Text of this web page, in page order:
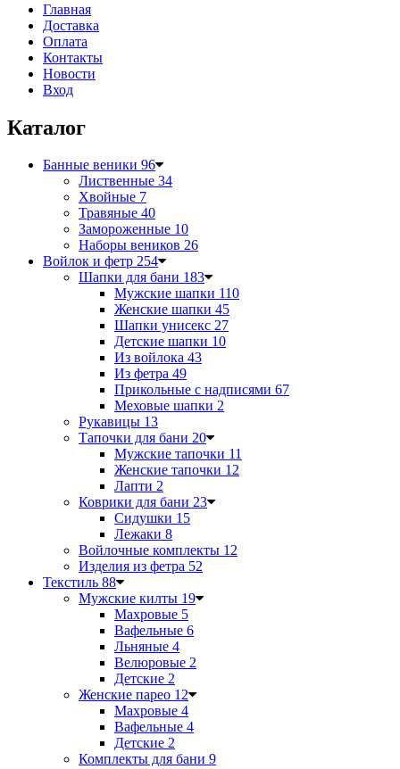
Главная
Доставка
Оплата
Контакты
Новости
Вход
Каталог
Банные веники 96
Лиственные 34
Хвойные 7
Травяные 40
Замороженные 10
Наборы веников 26
Войлок и фетр 254
Шапки для бани 183
Мужские шапки 110
Женские шапки 45
Шапки унисекс 27
Детские шапки 10
Из войлока 43
Из фетра 49
Прикольные с надписями 67
Меховые шапки 2
Рукавицы 13
Тапочки для бани 20
Мужские тапочки 11
Женские тапочки 12
Лапти 2
Коврики для бани 23
Сидушки 15
Лежаки 8
Войлочные комплекты 12
Изделия из фетра 52
Текстиль 88
Мужские килты 19
Махровые 5
Вафельные 6
Льняные 4
Велюровые 2
Детские 2
Женские парео 12
Махровые 4
Вафельные 4
Детские 2
Комплекты для бани 9